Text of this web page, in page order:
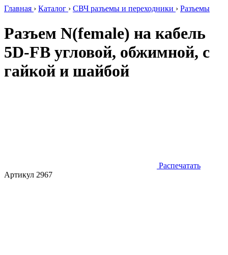
Главная › Каталог › СВЧ разъемы и переходники › Разъемы
Разъем N(female) на кабель
5D-FB угловой, обжимной, с
гайкой и шайбой
Распечатать
Артикул 2967